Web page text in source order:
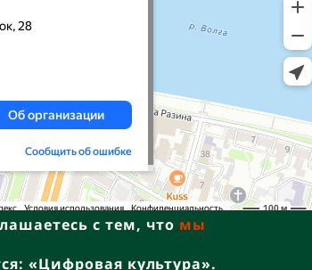
с тем, что мы
«Цифровая культура».